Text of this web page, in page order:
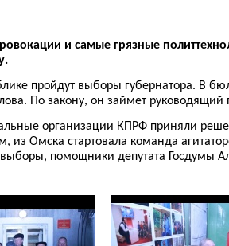
и самые грязные
пройдут выборы губернатора. В
По закону, он займет
организации КПРФ приняли
из Омска стартовала команда
помощники депутата Госдумы